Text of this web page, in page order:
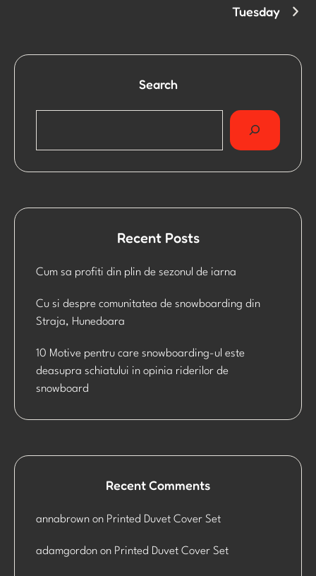
Tuesday
Search
Recent Posts
Cum sa profiti din plin de sezonul de iarna
Cu si despre comunitatea de snowboarding din
Straja, Hunedoara
10 Motive pentru care snowboarding-ul este
deasupra schiatului in opinia riderilor de
snowboard
Recent Comments
annabrown on Printed Duvet Cover Set
adamgordon on Printed Duvet Cover Set